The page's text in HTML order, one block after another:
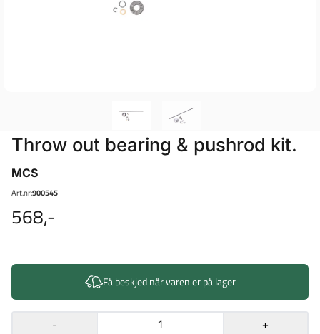
Throw out bearing & pushrod kit.
MCS
Art.nr:900545
568,-
Få beskjed når varen er på lager
- +